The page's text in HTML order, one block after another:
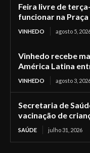
Feira livre de
funcionar na
VINHEDO agosto 5,
Vinhedo recebe
América Latina
VINHEDO agosto 3,
Secretaria de
vacinação de
SAÚDE julho 31, 2026